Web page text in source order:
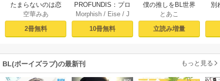
たまらないのは恋
なのか（１）【シ
ーモア限定特典付
き】
空華みあ
2冊無料
PROFUNDIS：プロ
フンディス【タテ
ヨミ】1
Morphish/ Eise/ J
aeyoung
10冊無料
僕の推しをBL世界
から守りたい【シ
ーモア限定特典付
き電子単行本】 上
とあこ
立読み増量
別
BL(ボーイズラブ)の最新刊 もっと見る